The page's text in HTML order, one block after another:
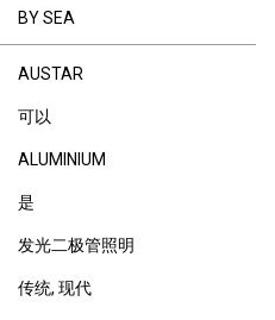
BY SEA
AUSTAR
可以
ALUMINIUM
是
发光二极管照明
传统, 现代